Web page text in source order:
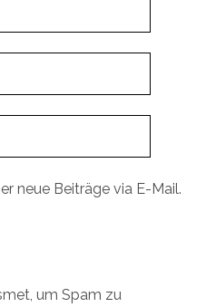
neue Beiträge via E-Mail.
um Spam zu